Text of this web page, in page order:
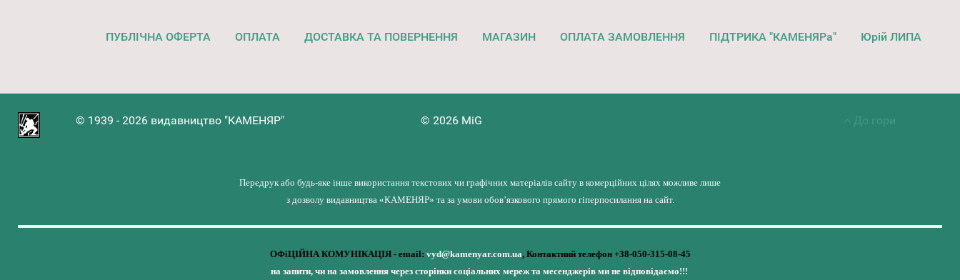
ПУБЛІЧНА ОФЕРТА ОПЛАТА ДОСТАВКА ТА ПОВЕРНЕННЯ МАГАЗИН ОПЛАТА ЗАМОВЛЕННЯ ПІДТРИКА "КАМЕНЯРа" Юрій ЛИПА
© 1939 - 2026 видавництво "КАМЕНЯР" © 2026 MiG До гори
Передрук або будь-яке інше використання текстових чи графічних матеріалів сайту в комерційних цілях можливе лише
з дозволу видавництва «КАМЕНЯР» та за умови обов’язкового прямого гіперпосилання на сайт.
ОФіЦІЙНА КОМУНІКАЦІЯ - email: vyd@kamenyar.com.ua, Контактний телефон +38-050-315-08-45
на запити, чи на замовлення через сторінки соціальних мереж та месенджерів ми не відповідаємо!!!